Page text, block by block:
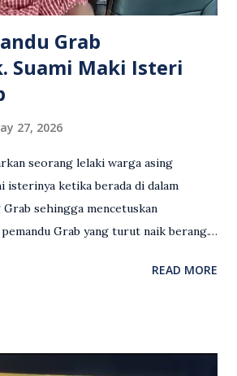
Grab
Suami Maki Isteri
27, 2026
seorang lelaki warga asing
isterinya ketika berada di dalam
sehingga mencetuskan
Grab yang turut naik berang.
warga asing dengan pemandu Grab
wanita terbabit sebelum
READ MORE